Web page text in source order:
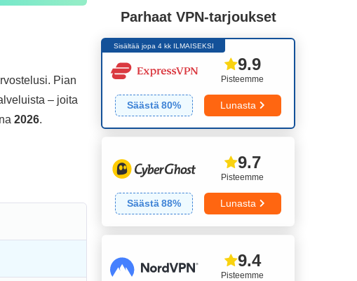
Pian
– joita
2026.
Parhaat VPN-tarjoukset
Sisältää jopa 4 kk ILMAISEKSI
Pisteemme
9.9
Säästä80% Lunasta
Pisteemme
9.7
Säästä88% Lunasta
Pisteemme
9.4